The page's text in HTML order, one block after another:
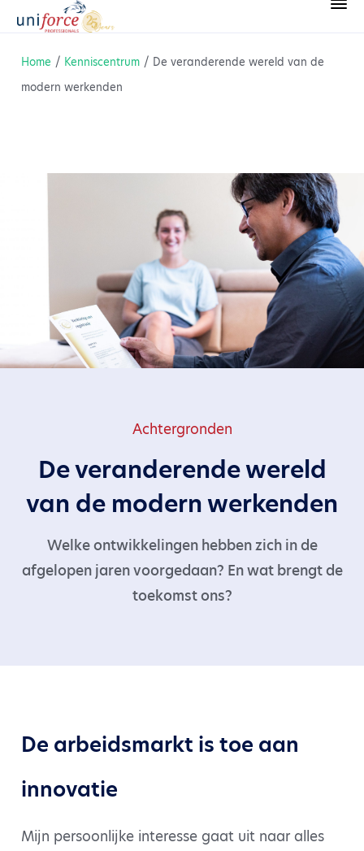
Home / Kenniscentrum / De veranderende wereld van de
modern werkenden
Achtergronden
De veranderende wereld
van de modern werkenden
Welke ontwikkelingen hebben zich in de
afgelopen jaren voorgedaan? En wat brengt de
toekomst ons?
De arbeidsmarkt is toe aan
innovatie
Mijn persoonlijke interesse gaat uit naar alles